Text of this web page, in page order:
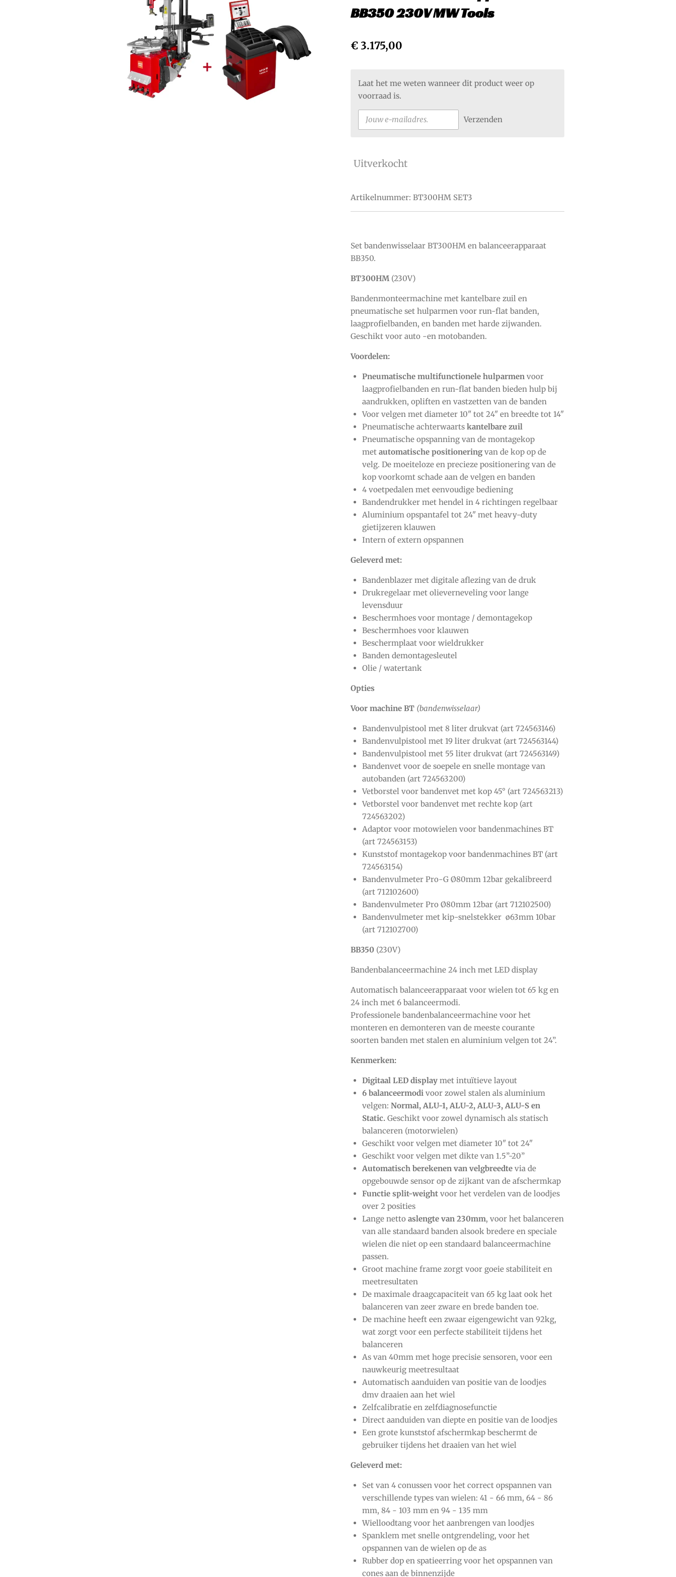
BB350 230V MW Tools
€ 3.175,00
Laat het me weten wanneer dit product weer op
voorraad is.
Verzenden
Uitverkocht
Artikelnummer: BT300HM SET3
Set bandenwisselaar BT300HM en balanceerapparaat
BB350.
BT300HM (230V)
Bandenmonteermachine met kantelbare zuil en
pneumatische set hulparmen voor run-flat banden,
laagprofielbanden, en banden met harde zijwanden.
Geschikt voor auto -en motobanden.
Voordelen:
Pneumatische multifunctionele hulparmen voor
laagprofielbanden en run-flat banden bieden hulp bij
aandrukken, opliften en vastzetten van de banden
Voor velgen met diameter 10" tot 24" en breedte tot 14"
Pneumatische achterwaarts kantelbare zuil
Pneumatische opspanning van de montagekop
met automatische positioneringvan de kop op de
velg. De moeiteloze en precieze positionering van de
kop voorkomt schade aan de velgen en banden
4 voetpedalen met eenvoudige bediening
Bandendrukker met hendel in 4 richtingen regelbaar
Aluminium opspantafel tot 24" met heavy-duty
gietijzeren klauwen
Intern of extern opspannen
Geleverd met:
Bandenblazer met digitale aflezing van de druk
Drukregelaar met olieverneveling voor lange
levensduur
Beschermhoes voor montage / demontagekop
Beschermhoes voor klauwen
Beschermplaat voor wieldrukker
Banden demontagesleutel
Olie / watertank
Opties
Voor machine BT (bandenwisselaar)
Bandenvulpistool met 8 liter drukvat (art 724563146)
Bandenvulpistool met 19 liter drukvat (art 724563144)
Bandenvulpistool met 55 liter drukvat (art 724563149)
Bandenvet voor de soepele en snelle montage van
autobanden (art 724563200)
Vetborstel voor bandenvet met kop 45° (art 724563213)
Vetborstel voor bandenvet met rechte kop (art
724563202)
Adaptor voor motowielen voor bandenmachines BT
(art 724563153)
Kunststof montagekop voor bandenmachines BT (art
724563154)
Bandenvulmeter Pro-G Ø80mm 12bar gekalibreerd
(art 712102600)
Bandenvulmeter Pro Ø80mm 12bar (art 712102500)
Bandenvulmeter met kip-snelstekker ø63mm 10bar
(art 712102700)
BB350 (230V)
Bandenbalanceermachine 24 inch met LED display
Automatisch balanceerapparaat voor wielen tot 65 kg en
24 inch met 6 balanceermodi.
Professionele bandenbalanceermachine voor het
monteren en demonteren van de meeste courante
soorten banden met stalen en aluminium velgen tot 24”.
Kenmerken:
Digitaal LED displaymet intuïtieve layout
6 balanceermodi voor zowel stalen als aluminium
velgen: Normal, ALU-1, ALU-2, ALU-3, ALU-S en
Static.Geschikt voor zowel dynamisch als statisch
balanceren (motorwielen)
Geschikt voor velgen met diameter 10" tot 24"
Geschikt voor velgen met dikte van 1.5”-20”
Automatisch berekenen van velgbreedtevia de
opgebouwde sensor op de zijkant van de afschermkap
Functie split-weightvoor het verdelen van de loodjes
over 2 posities
Lange netto aslengte van 230mm, voor het balanceren
van alle standaard banden alsook bredere en speciale
wielen die niet op een standaard balanceermachine
passen.
Groot machine frame zorgt voor goeie stabiliteit en
meetresultaten
De maximale draagcapaciteit van 65 kg laat ook het
balanceren van zeer zware en brede banden toe.
De machine heeft een zwaar eigengewicht van 92kg,
wat zorgt voor een perfecte stabiliteit tijdens het
balanceren
As van 40mm met hoge precisie sensoren, voor een
nauwkeurig meetresultaat
Automatisch aanduiden van positie van de loodjes
dmv draaien aan het wiel
Zelfcalibratie en zelfdiagnosefunctie
Direct aanduiden van diepte en positie van de loodjes
Een grote kunststof afschermkap beschermt de
gebruiker tijdens het draaien van het wiel
Geleverd met:
Set van 4 conussen voor het correct opspannen van
verschillende types van wielen: 41 - 66 mm, 64 - 86
mm, 84 - 103 mm en 94 - 135 mm
Wielloodtang voor het aanbrengen van loodjes
Spanklem met snelle ontgrendeling, voor het
opspannen van de wielen op de as
Rubber dop en spatieerring voor het opspannen van
cones aan de binnenzijde